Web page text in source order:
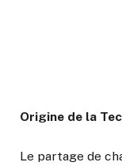
Origine de la
Le partage de